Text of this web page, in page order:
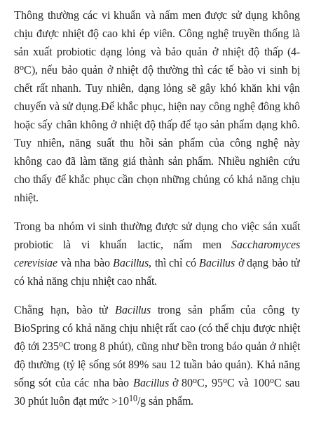
Thông thường các vi khuẩn và nấm men được sử dụng không
chịu được nhiệt độ cao khi ép viên. Công nghệ truyền thống là
sản xuất probiotic dạng lỏng và bảo quản ở nhiệt độ thấp (4-
8oC), nếu bảo quản ở nhiệt độ thường thì các tế bào vi sinh bị
chết rất nhanh. Tuy nhiên, dạng lỏng sẽ gây khó khăn khi vận
chuyển và sử dụng.Để khắc phục, hiện nay công nghệ đông khô
hoặc sấy chân không ở nhiệt độ thấp để tạo sản phẩm dạng khô.
Tuy nhiên, năng suất thu hồi sản phẩm của công nghệ này
không cao đã làm tăng giá thành sản phẩm. Nhiều nghiên cứu
cho thấy để khắc phục cần chọn những chủng có khả năng chịu
nhiệt.
Trong ba nhóm vi sinh thường được sử dụng cho việc sản xuất
probiotic là vi khuẩn lactic, nấm men Saccharomyces
cerevisiae và nha bào Bacillus, thì chỉ có Bacillus ở dạng bảo tử
có khả năng chịu nhiệt cao nhất.
Chẳng hạn, bào tửBacillus trong sản phẩm của công ty
BioSpring có khả năng chịu nhiệt rất cao (có thể chịu được nhiệt
độ tới 235oC trong 8 phút), cũng như bền trong bảo quản ở nhiệt
độ thường (tỷ lệ sống sót 89% sau 12 tuần bảo quản). Khả năng
sống sót của các nha bào Bacillusở 80oC, 95oC và 100oC sau
30 phút luôn đạt mức >1010/g sản phẩm.